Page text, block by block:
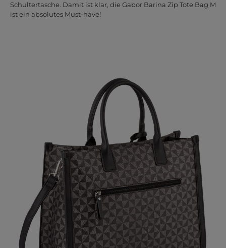
Schultertasche. Damit ist klar, die Gabor Barina Zip Tote Bag M
ist ein absolutes Must-have!